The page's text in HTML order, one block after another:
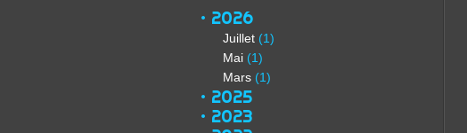
2026
Juillet (1)
Mai (1)
Mars (1)
2025
2023